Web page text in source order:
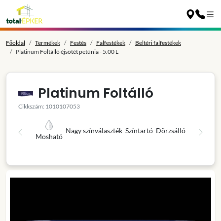
Főoldal Termékek Festés Falfestékek
Beltéri falfestékek
Platinum Foltálló éjsötét petúnia - 5.00 L
Platinum Foltálló
Cikkszám: 1010107053
Mosható
Nagy színválaszték Színtartó Dörzsálló